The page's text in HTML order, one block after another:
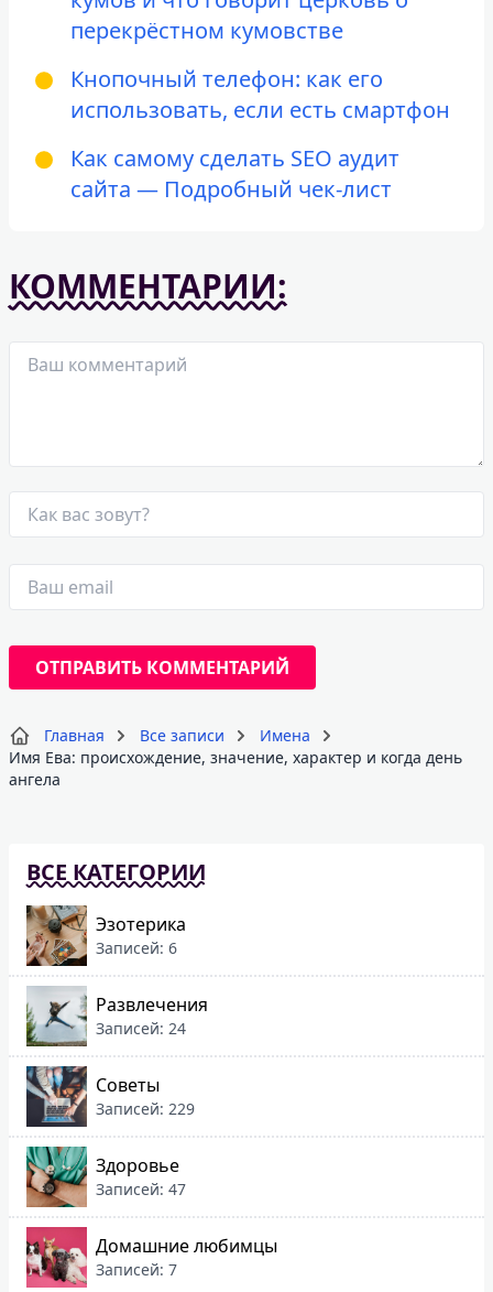
перекрёстном кумовстве
Кнопочный телефон: как его
использовать, если есть смартфон
Как самому сделать SEO аудит
сайта — Подробный чек-лист
КОММЕНТАРИИ:
Главная Все записи
Имена
Имя Ева: происхождение, значение, характер и когда день
ангела
ВСЕ КАТЕГОРИИ
Эзотерика
Записей: 6
Развлечения
Записей: 24
Советы
Записей: 229
Здоровье
Записей: 47
Домашние любимцы
Записей: 7